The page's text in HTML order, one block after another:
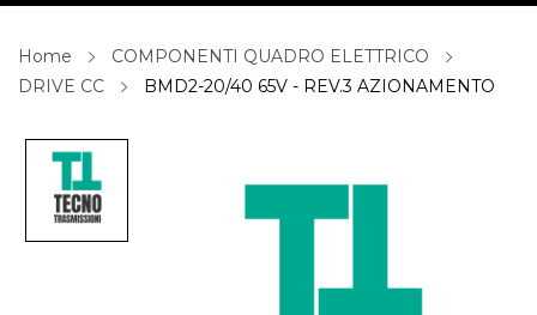
Home
COMPONENTI QUADRO ELETTRICO
DRIVE CC
BMD2-20/40 65V - REV.3 AZIONAMENTO